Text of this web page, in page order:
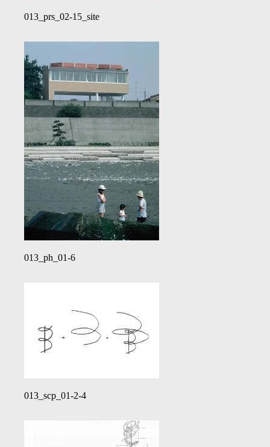
013_prs_02-15_site
013_ph_01-6
013_scp_01-2-4